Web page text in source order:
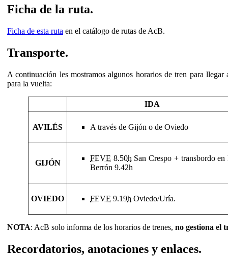
Ficha de la ruta.
Ficha de esta ruta en el catálogo de rutas de AcB.
Transporte.
A continuación les mostramos algunos horarios de tren para
para la vuelta:
IDA
AVILÉS A través de Gijón o de Oviedo
GIJÓN
FEVE 8.50h San Crespo + transbordo en
Berrón 9.42h
OVIEDO FEVE 9.19h Oviedo/Uría.
NOTA: AcB solo informa de los horarios de trenes, no gestiona el
Recordatorios, anotaciones y enlaces.